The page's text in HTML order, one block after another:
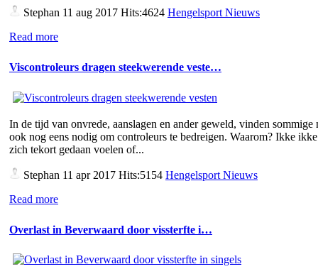
Stephan 11 aug 2017 Hits:4624 Hengelsport Nieuws
Read more
Viscontroleurs dragen steekwerende veste…
In de tijd van onvrede, aanslagen en ander geweld, vinden sommige
ook nog eens nodig om controleurs te bedreigen. Waarom? Ikke
zich tekort gedaan voelen of...
Stephan 11 apr 2017 Hits:5154 Hengelsport Nieuws
Read more
Overlast in Beverwaard door vissterfte i…